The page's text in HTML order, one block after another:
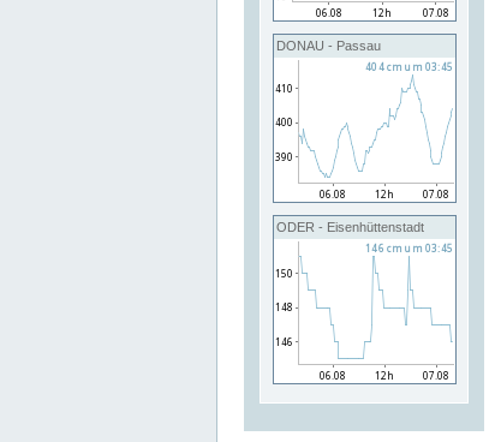
DONAU - Passau
ODER - Eisenhüttenstadt